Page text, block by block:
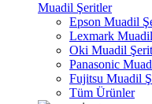
Muadil Şeritler
Epson Muadil
Lexmark
Oki Muadil
Panasonic
Fujitsu Muadil
Tüm Ürünler